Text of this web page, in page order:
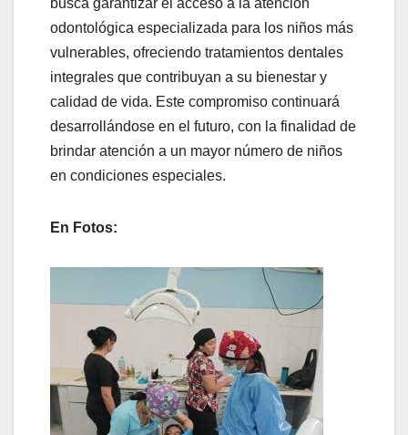
busca garantizar el acceso a la atención
odontológica especializada para los niños más
vulnerables, ofreciendo tratamientos dentales
integrales que contribuyan a su bienestar y
calidad de vida. Este compromiso continuará
desarrollándose en el futuro, con la finalidad de
brindar atención a un mayor número de niños
en condiciones especiales.
En Fotos: